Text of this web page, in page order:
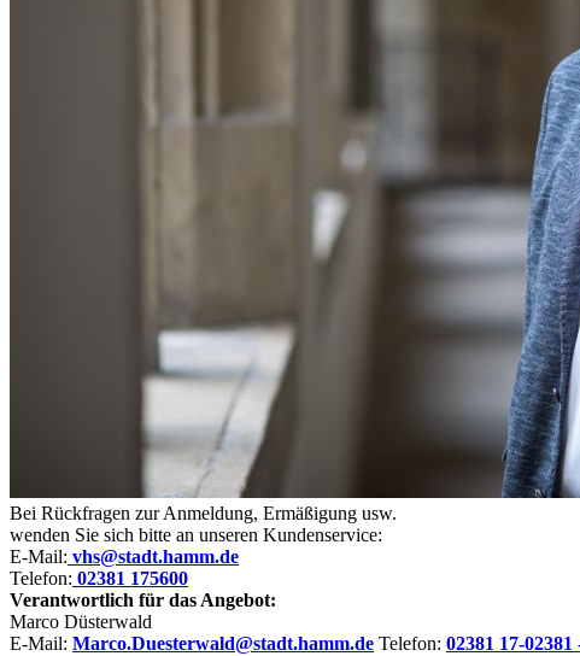
Bei Rückfragen zur Anmeldung, Ermäßigung usw.
wenden Sie sich bitte an unseren Kundenservice:
E-Mail: vhs@stadt.hamm.de
Telefon: 02381 175600
Verantwortlich für das Angebot:
Marco Düsterwald
E-Mail: Marco.Duesterwald@stadt.hamm.de Telefon: 02381 17-02381